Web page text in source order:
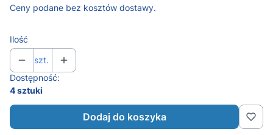
Ceny podane bez kosztów dostawy.
Ilość
szt.
Dostępność:
4 sztuki
Dodaj do koszyka